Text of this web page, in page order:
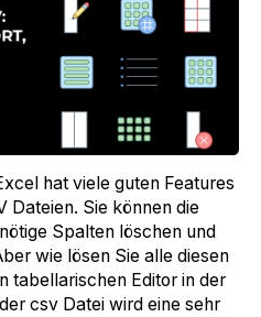
hat viele guten Features
Dateien. Sie können die
Spalten löschen und
wie lösen Sie alle diesen
tabellarischen Editor in der
csv Datei wird eine sehr